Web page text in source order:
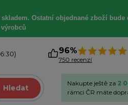
Ostatní objednané zboží bude
96%
750 recenzí
Hledat
Nakupte ještě za 2
rámci ČR máte